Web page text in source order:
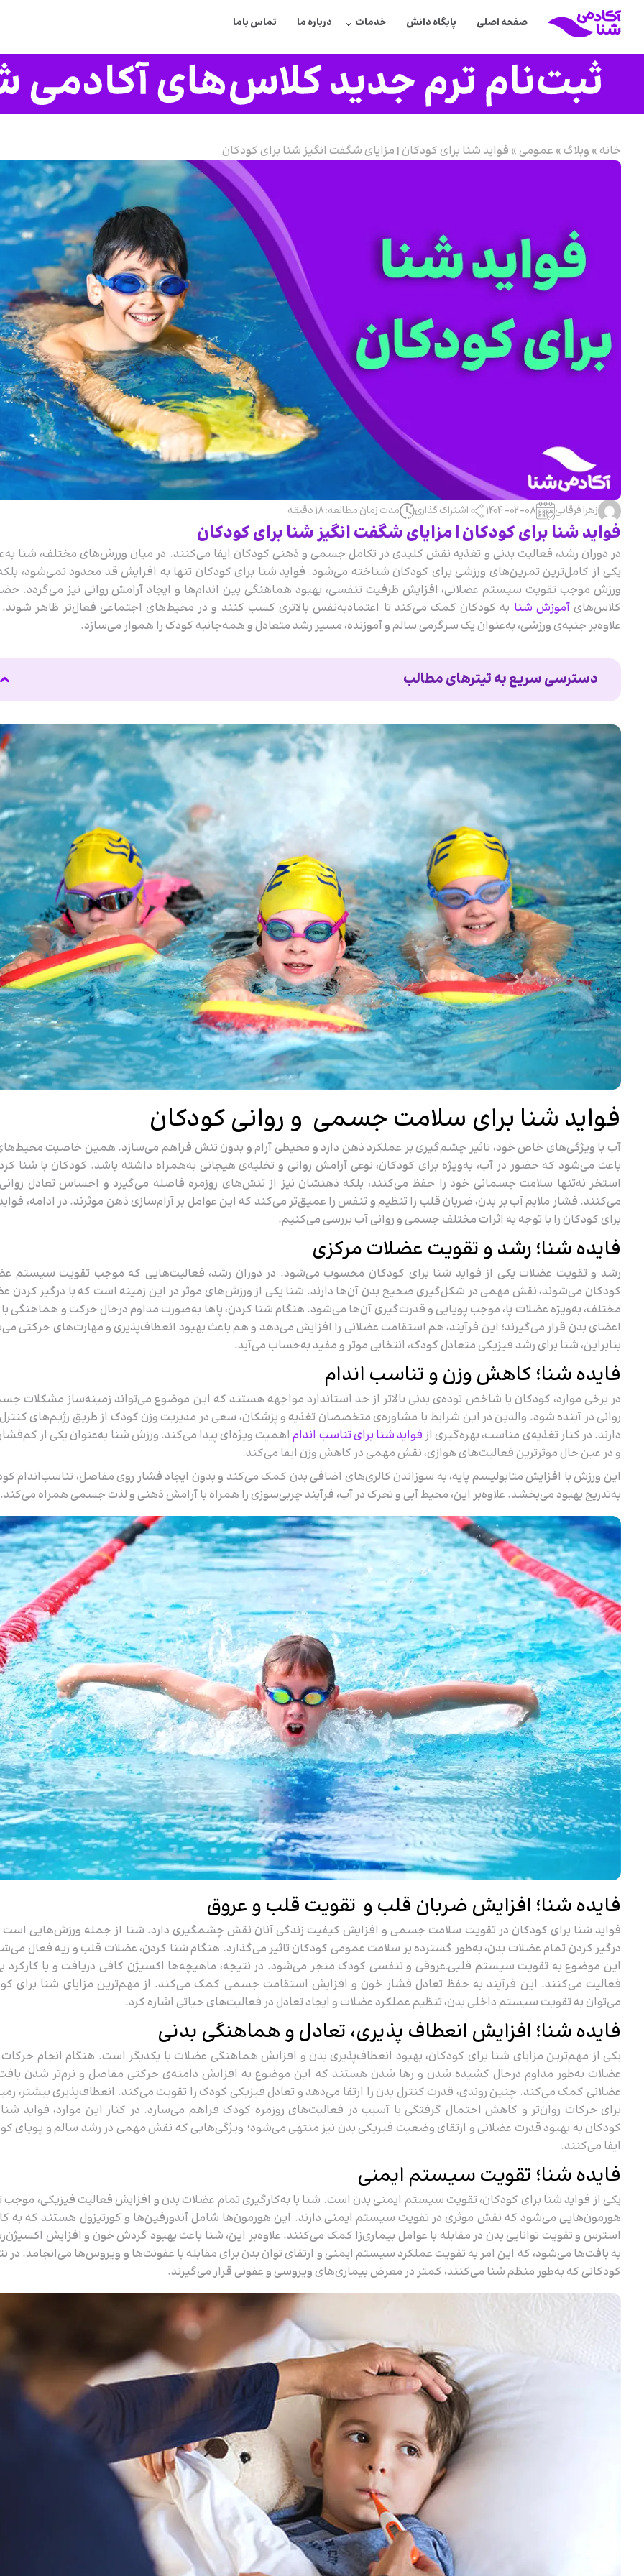
صفحه اصلی پایگاه دانش خدمات درباره ما تماس باما
خانه » وبلاگ » عمومی » فواید شنا برای کودکان | مزایای شگفت انگیز شنا برای کودکان
زهرا فرقانی 1404-02-08 اشتراک گذاری مدت زمان مطالعه: 18 دقیقه
فواید شنا برای کودکان | مزایای شگفت انگیز شنا برای کودکان
در دوران رشد، فعالیت‌ بدنی و تغذیه نقش کلیدی در تکامل جسمی و ذهنی کودکان ایفا می‌کنند. در میان ورزش‌های مختلف، شنا
یکی از کامل‌ترین تمرین‌های ورزشی برای کودکان شناخته می‌شود. فواید شنا برای کودکان تنها به افزایش قد محدود نمی‌شود،
ورزش موجب تقویت سیستم عضلانی، افزایش ظرفیت تنفسی، بهبود هماهنگی بین اندام‌ها و ایجاد آرامش روانی نیز می‌گردد.
کلاس‌هایآموزش شنا به کودکان کمک می‌کند تا اعتماد‌به‌نفس بالاتری کسب کنند و در محیط‌های اجتماعی فعال‌تر ظاهر شوند.
علاوه‌‌بر جنبه‌ی ورزشی، به‌عنوان یک سرگرمی سالم و آموزنده، مسیر رشد متعادل و همه‌جانبه کودک را هموار می‌سازد.
دسترسی سریع به تیترهای مطالب
خطرات شنا برای کودکان
نکات مهم در هنگام استفاده از استخر
فواید شنا برای سلامت جسمی و روانی کودکان
آب با ویژگی‌های خاص خود، تاثیر چشم‌گیری بر عملکرد ذهن دارد و محیطی آرام‌ و بدون تنش فراهم می‌سازد. همین خاصیت
باعث می‌شود که حضور در آب، به‌ویژه برای کودکان، نوعی آرامش روانی و تخلیه‌ی هیجانی به‌همراه داشته باشد. کودکان با شنا
استخر نه‌تنها سلامت جسمانی خود را حفظ می‌کنند، بلکه ذهنشان نیز از تنش‌های روزمره فاصله می‌گیرد و احساس تعادل روانی
می‌کنند. فشار ملایم آب بر بدن، ضربان قلب را تنظیم و تنفس را عمیق‌تر می‌کند که این عوامل بر آرام‌سازی ذهن موثرند. در ادامه،
برای کودکان را با توجه به اثرات مختلف جسمی و روانی آب بررسی می‌کنیم.
فایده شنا؛ رشد و تقویت عضلات مرکزی
رشد و تقویت عضلات یکی از فواید شنا برای کودکان محسوب می‌شود. در دوران رشد، فعالیت‌هایی که موجب تقویت سیستم
کودکان می‌شوند، نقش مهمی در شکل‌گیری صحیح بدن آن‌ها دارند. شنا یکی از ورزش‌های موثر در این زمینه است که با درگیر کردن
مختلف، به‌ویژه عضلات پا، موجب پویایی و قدرت‌گیری آن‌ها می‌شود. هنگام شنا کردن، پاها به‌صورت مداوم درحال حرکت و هماهنگی
اعضای بدن قرار می‌گیرند؛ این فرآیند، هم استقامت عضلانی را افزایش می‌دهد و هم باعث بهبود انعطاف‌پذیری و مهارت‌های حرکتی
بنابراین، شنا برای رشد فیزیکی متعادل کودک، انتخابی موثر و مفید به‌حساب می‌آید.
فایده شنا؛ کاهش وزن و تناسب اندام
در برخی موارد، کودکان با شاخص توده‌ی بدنی بالاتر از حد استاندارد مواجهه هستند که این موضوع می‌تواند زمینه‌ساز مشکلات
روانی در آینده شود. والدین در این شرایط با مشاوره‌ی متخصصان تغذیه و پزشکان، سعی در مدیریت وزن کودک از طریق رژیم‌های
دارند. در کنار تغذیه‌ی مناسب، بهره‌گیری ازفواید شنا برای تناسب انداماهمیت ویژه‌ای پیدا می‌کند. ورزش شنا به‌عنوان یکی از
و در عین‌ حال موثرترین فعالیت‌های هوازی، نقش مهمی در کاهش وزن ایفا می‌کند.
این ورزش با افزایش متابولیسم پایه، به سوزاندن کالری‌های اضافی بدن کمک می‌کند و بدون ایجاد فشار روی مفاصل، تناسب‌اندام
به‌تدریج بهبود می‌بخشد. علاوه‌بر این، محیط آبی و تحرک در آب، فرآیند چربی‌سوزی را همراه با آرامش ذهنی و لذت جسمی همراه می‌کند.
فایده شنا؛ افزایش ضربان قلب و تقویت قلب و عروق
فواید شنا برای کودکان در تقویت سلامت جسمی و افزایش کیفیت زندگی آنان نقش چشمگیری دارد. شنا از جمله ورزش‌هایی است
درگیر کردن تمام عضلات بدن، به‌طور گسترده بر سلامت عمومی کودکان تاثیر می‌گذارد. هنگام شنا کردن، عضلات قلب و ریه فعال
این موضوع به تقویت سیستم قلبی‌ـ‌عروقی و تنفسی کودک منجر می‌شود. در نتیجه، ماهیچه‌ها اکسیژن کافی دریافت و با کارکرد
فعالیت می‌کنند. این فرآیند به حفظ تعادل فشار خون و افزایش استقامت جسمی کمک می‌کند. از مهم‌ترین مزایای شنا برای
می‌توان به تقویت سیستم داخلی بدن، تنظیم عملکرد عضلات و ایجاد تعادل در فعالیت‌های حیاتی اشاره کرد.
فایده شنا؛ افزایش انعطاف پذیری، تعادل و هماهنگی بدنی
یکی از مهم‌ترین مزایای شنا برای کودکان، بهبود انعطاف‌پذیری بدن و افزایش هماهنگی عضلات با یکدیگر است. هنگام انجام
عضلات به‌طور مداوم درحال کشیده‌ شدن و رها شدن هستند که این موضوع به افزایش دامنه‌ی حرکتی مفاصل و نرم‌تر شدن
عضلانی کمک می‌کند. چنین روندی، قدرت کنترل بدن را ارتقا می‌دهد و تعادل فیزیکی کودک را تقویت می‌کند. انعطاف‌پذیری بیشتر،
برای حرکات روان‌تر و کاهش احتمال گرفتگی یا آسیب در فعالیت‌های روزمره کودک فراهم می‌سازد. در کنار این موارد، فواید شنا
کودکان به بهبود قدرت عضلانی و ارتقای وضعیت فیزیکی بدن نیز منتهی می‌شود؛ ویژگی‌هایی که نقش مهمی در رشد سالم و پویای
ایفا می‌کنند.
فایده شنا؛ تقویت سیستم ایمنی
یکی از فواید شنا برای کودکان، تقویت سیستم ایمنی بدن است. شنا با به‌کارگیری تمام عضلات بدن و افزایش فعالیت فیزیکی،
هورمون‌هایی می‌شود که نقش موثری در تقویت سیستم ایمنی دارند. این هورمون‌ها شامل آندورفین‌ها و کورتیزول هستند که به
استرس و تقویت توانایی بدن در مقابله با عوامل بیماری‌زا کمک می‌کنند. علاوه‌‌بر این، شنا باعث بهبود گردش خون و افزایش
به بافت‌ها می‌شود، که این امر به تقویت عملکرد سیستم ایمنی و ارتقای توان بدن برای مقابله با عفونت‌ها و ویروس‌ها می‌انجامد. در
کودکانی که به‌طور منظم شنا می‌کنند، کمتر در معرض بیماری‌های ویروسی و عفونی قرار می‌گیرند.